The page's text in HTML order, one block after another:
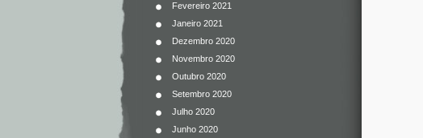
Fevereiro 2021
Janeiro 2021
Dezembro 2020
Novembro 2020
Outubro 2020
Setembro 2020
Julho 2020
Junho 2020